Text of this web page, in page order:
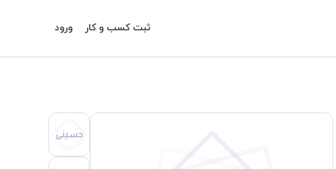
ثبت کسب و کار ورود
حسینی